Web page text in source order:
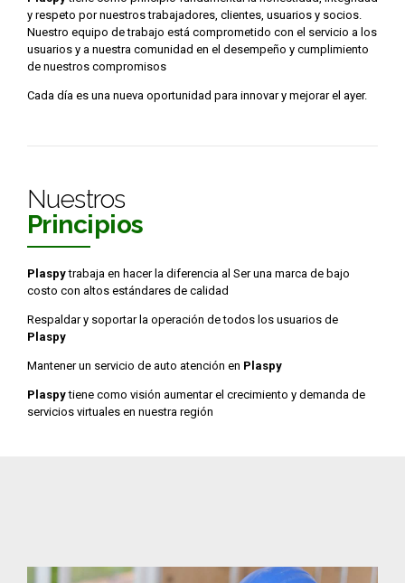
y respeto por nuestros trabajadores, clientes, usuarios y socios.
Nuestro equipo de trabajo está comprometido con el servicio a los
usuarios y a nuestra comunidad en el desempeño y cumplimiento
de nuestros compromisos
Cada día es una nueva oportunidad para innovar y mejorar el ayer.
Nuestros
Principios
Plaspy trabaja en hacer la diferencia al Ser una marca de bajo
costo con altos estándares de calidad
Respaldar y soportar la operación de todos los usuarios de
Plaspy
Mantener un servicio de auto atención en Plaspy
Plaspy tiene como visión aumentar el crecimiento y demanda de
servicios virtuales en nuestra región